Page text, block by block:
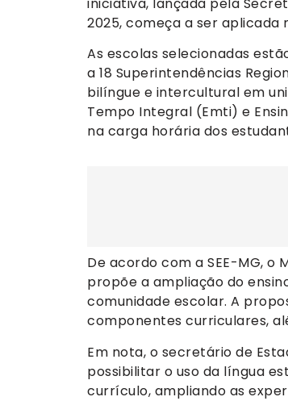
2025, começa a ser aplicada
As escolas selecionadas
a 18 Superintendências
bilíngue e intercultural em
Tempo Integral (Emti) e
na carga horária dos
De acordo com a SEE-MG,
propõe a ampliação do
comunidade escolar. A
componentes curriculares,
Em nota, o secretário de
possibilitar o uso da língua
currículo, ampliando as